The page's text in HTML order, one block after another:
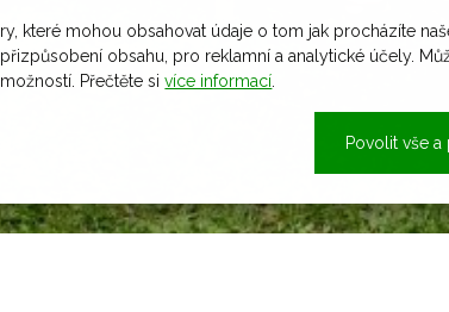
které mohou obsahovat údaje o tom jak procházíte
obsahu, pro reklamní a analytické účely.
Přečtěte sivíce informací
Povolit vše a